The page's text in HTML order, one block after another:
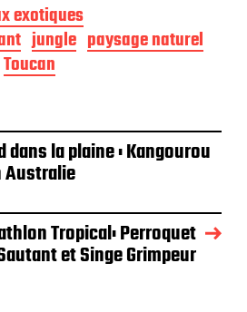
exotiques
jungle paysage naturel
Toucan
dans la plaine : Kangourou
Australie
Tropical: Perroquet
et Singe Grimpeur